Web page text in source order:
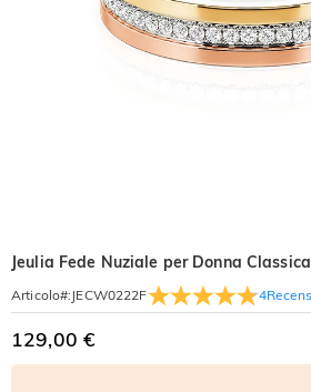
Jeulia Fede Nuziale per Donna
Articolo#: JECW0222F 4
129,00 €